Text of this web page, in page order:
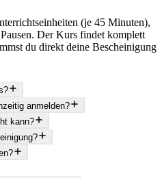
(je 45 Minuten),
Der Kurs findet komplett
du direkt deine Bescheinigung
anmelden?
kann?